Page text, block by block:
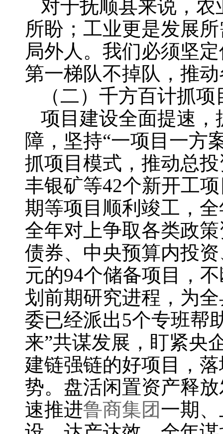
对于抚顺县来说，
所盼；工业更是发展
局外人。我们必须坚
第一梯队不掉队，推
（二）千方百计抓
项目建设全面提速
障，坚持“一项目一方
抓项目模式，推动总
丰银矿等42个新开工
期等项目顺利竣工，
全年对上争取各类政
债券、中央预算内投
元的94个储备项目，
划前期研究进程，为
委已经派出5个专班帮
来”共谋发展，盯紧央
建链强链的好项目，
势。盘活闲置资产释
速推进鲁商集团一期